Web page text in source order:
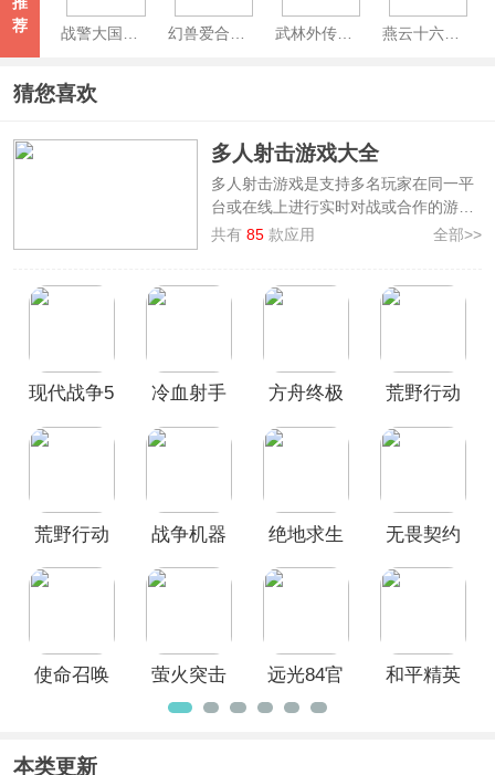
荐
战警大国崛起手游 幻兽爱合成官方版 武林外传手游官方版 燕云十六声手机版
猜您喜欢
多人射击游戏大全
多人射击游戏是支持多名玩家在同一平
台或在线上进行实时对战或合作的游
戏。多人射击游戏具有互动性强，快节
契约源能行动、使命召唤手游、萤火突
共有85 款应用 全部>>
现代战争5
冷血射手
方舟终极
荒野行动
荒野行动
(Knives
战争机器
2026(War
绝地求生
国际服
无畏契约
使命召唤
萤火突击
国际服
远光84官
服
和平精英
本类更新